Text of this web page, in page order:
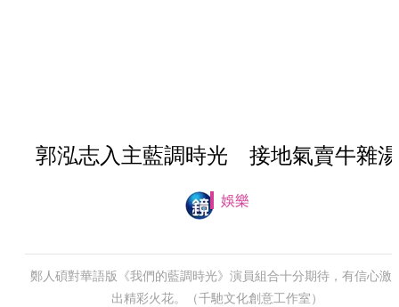
郭泓志入主藍調時光 接地氣賣牛雜湯
娛樂
鄭人碩對華語版《我們的藍調時光》演員組合十分期待，有信心激
出精彩火花。（千馳文化創意工作室）